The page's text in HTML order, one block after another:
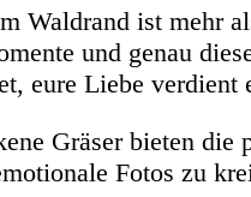
Waldrand ist mehr
und genau
eure Liebe
Gräser bieten
Fotos zu